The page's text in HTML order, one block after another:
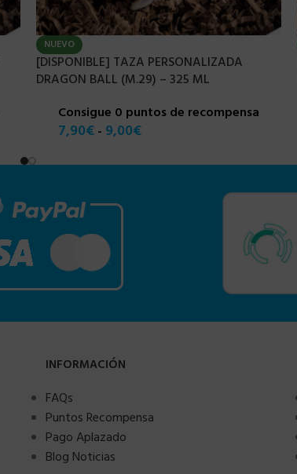
NUEVO
[DISPONIBLE] TAZA PERSONALIZADA
DRAGON BALL (M.29) – 325 ML
Consigue 0 puntos de recompensa
7,90€ - 9,00€
INFORMACIÓN
FAQs
Puntos Recompensa
Pago Aplazado
Blog Noticias